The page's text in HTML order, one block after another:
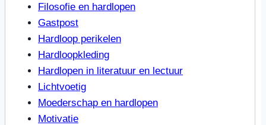
Filosofie en hardlopen
Gastpost
Hardloop perikelen
Hardloopkleding
Hardlopen in literatuur en lectuur
Lichtvoetig
Moederschap en hardlopen
Motivatie